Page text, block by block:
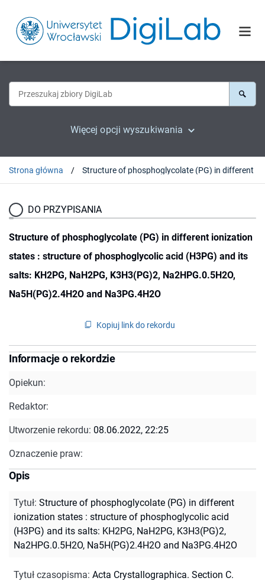
Więcej opcji wyszukiwania
Strona główna
DO PRZYPISANIA
Structure of phosphoglycolate (PG) in different ionization
states : structure of phosphoglycolic acid (H3PG) and its
salts: KH2PG, NaH2PG, K3H3(PG)2, Na2HPG.0.5H2O,
Na5H(PG)2.4H2O and Na3PG.4H2O
Kopiuj link do rekordu
Informacje o rekordzie
Opiekun:
Redaktor:
Utworzenie rekordu: 08.06.2022, 22:25
Oznaczenie praw:
Opis
Tytuł: Structure of phosphoglycolate (PG) in different
ionization states : structure of phosphoglycolic acid
(H3PG) and its salts: KH2PG, NaH2PG, K3H3(PG)2,
Na2HPG.0.5H2O, Na5H(PG)2.4H2O and Na3PG.4H2O
Tytuł czasopisma: Acta Crystallographica. Section C.